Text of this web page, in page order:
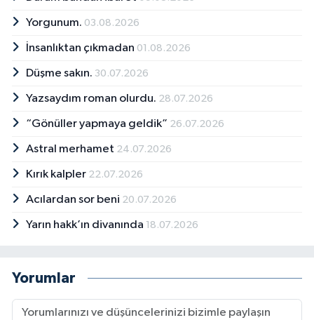
Yorgunum. 03.08.2026
İnsanlıktan çıkmadan 01.08.2026
Düşme sakın. 30.07.2026
Yazsaydım roman olurdu. 28.07.2026
“Gönüller yapmaya geldik” 26.07.2026
Astral merhamet 24.07.2026
Kırık kalpler 22.07.2026
Acılardan sor beni 20.07.2026
Yarın hakk’ın divanında 18.07.2026
Yorumlar